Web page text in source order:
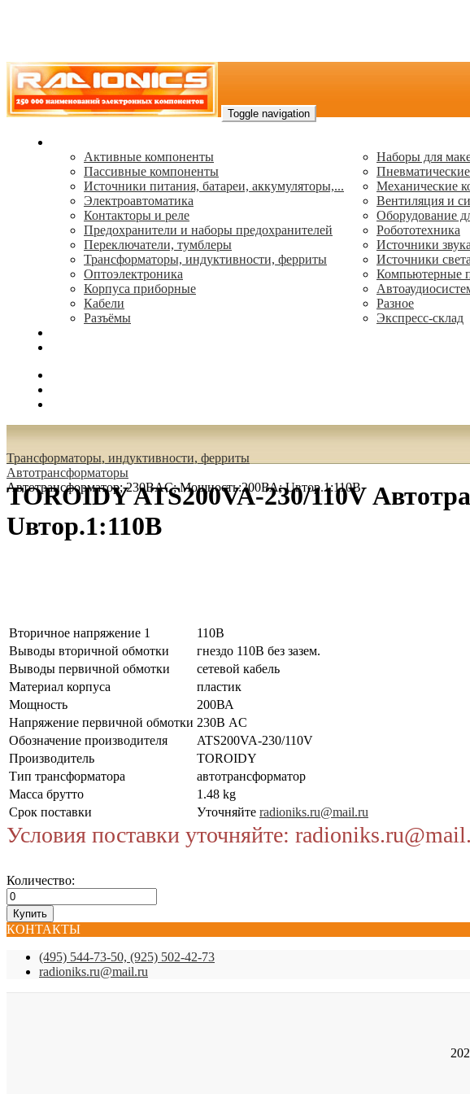
Toggle navigation
Активные компоненты
Пассивные компоненты
Источники питания, батареи, аккумуляторы,...
Электроавтоматика
Контакторы и реле
Предохранители и наборы предохранителей
Переключатели, тумблеры
Трансформаторы, индуктивности, ферриты
Oптоэлектроника
Корпуса приборные
Кабели
Разъёмы
Наборы для
Механические
Вентиляция и
Оборудование
Робототехника
Источники звука
Источники света
Компьютерные
Разное
Экспресс-склад
Трансформаторы, индуктивности, ферриты
Автотрансформаторы
Автотрансформатор; 230ВAC; Мощность:200ВА; Uвтор.1:110В
TOROIDY ATS200VA-230/110V
Uвтор.1:110В
Вторичное напряжение 1
110В
Выводы вторичной обмотки
гнездо 110В без зазем.
Выводы первичной обмотки
сетевой кабель
Материал корпуса
пластик
Мощность
200ВА
Напряжение первичной обмотки 230В AC
Обозначение производителя
ATS200VA-230/110V
Производитель
TOROIDY
Тип трансформатора
автотрансформатор
Масса брутто
1.48 kg
Срок поставки
Уточняйте radioniks.ru@mail.ru
Условия поставки уточняйте:
Количество:
КОНТАКТЫ
(495) 544-73-50, (925) 502-42-73
radioniks.ru@mail.ru